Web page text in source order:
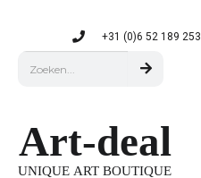
+31 (0)6 52 189 253